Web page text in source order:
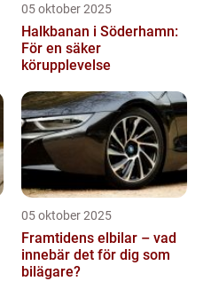
05 oktober 2025
Halkbanan i Söderhamn:
För en säker
körupplevelse
05 oktober 2025
Framtidens elbilar – vad
innebär det för dig som
bilägare?